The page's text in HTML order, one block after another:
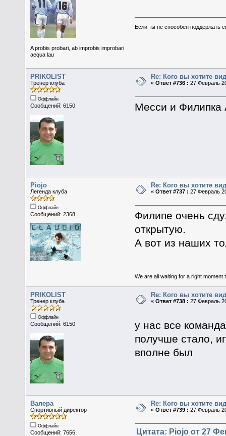
A probis probari, ab improbis improbari
aequa lau
Если ты не способен поддержать
PRIKOLIST
Тренер клуба
Оффлайн
Сообщений: 6150
Re: Кого вы хотите
«Ответ #736 : 27 Февраль
Месси и Филипка
Piojo
Легенда клуба
Оффлайн
Сообщений: 2368
Re: Кого вы хотите
«Ответ #737 : 27 Февраль
Филипе очень
открытую.
А вот из наших
We are all waiting for a right moment
PRIKOLIST
Тренер клуба
Оффлайн
Сообщений: 6150
Re: Кого вы хотите
«Ответ #738 : 27 Февраль
у нас все
получше стало,
вполне был
Валера
Спортивный директор
Оффлайн
Сообщений: 7656
Re: Кого вы хотите
«Ответ #739 : 27 Февраль
Цитата: Piojo от 27